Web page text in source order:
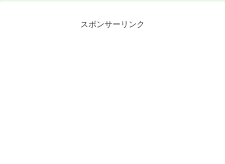
スポンサーリンク